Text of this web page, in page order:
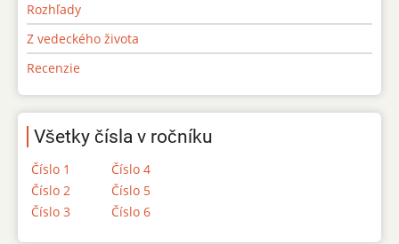
Rozhľady
Z vedeckého života
Recenzie
Všetky čísla v ročníku
Číslo 1
Číslo 2
Číslo 3
Číslo 4
Číslo 5
Číslo 6